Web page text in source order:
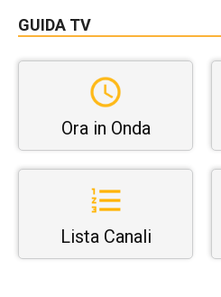
GUIDA TV
Ora in Onda
Lista Canali